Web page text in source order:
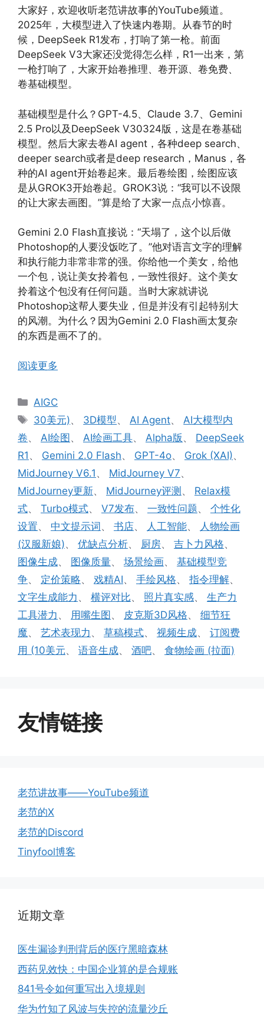
大家好，欢迎收听老范讲故事的YouTube频道。
2025年，大模型进入了快速内卷期。从春节的时
候，DeepSeek R1发布，打响了第一枪。前面
DeepSeek V3大家还没觉得怎么样，R1一出来，第
一枪打响了，大家开始卷推理、卷开源、卷免费、
卷基础模型。
基础模型是什么？GPT-4.5、Claude 3.7、Gemini
2.5 Pro以及DeepSeek V30324版，这是在卷基础
模型。然后大家去卷AI agent，各种deep search、
deeper search或者是deep research，Manus，各
种的AI agent开始卷起来。最后卷绘图，绘图应该
是从GROK3开始卷起。GROK3说：“我可以不设限
的让大家去画图。”算是给了大家一点点小惊喜。
Gemini 2.0 Flash直接说：“天塌了，这个以后做
Photoshop的人要没饭吃了。”他对语言文字的理解
和执行能力非常非常的强。你给他一个美女，给他
一个包，说让美女拎着包，一致性很好。这个美女
拎着这个包没有任何问题。当时大家就讲说
Photoshop这帮人要失业，但是并没有引起特别大
的风潮。为什么？因为Gemini 2.0 Flash画太复杂
的东西是画不了的。
阅读更多
分
类
AIGC
标
签
30美元)、 3D模型、 AI Agent、 AI大模型内
卷、 AI绘图、 AI绘画工具、 Alpha版 、 DeepSeek
R1 、 Gemini 2.0 Flash、 GPT-4o、 Grok (XAI)、
MidJourney V6.1 、 MidJourney V7、
MidJourney更新、 MidJourney评测、 Relax模
式、 Turbo模式、 V7发布、 一致性问题、 个性化
设置、 中文提示词、 书店、 人工智能、
人物绘画
(汉服新娘)、 优缺点分析、 厨房、 吉卜力风格、
图像生成、 图像质量、 场景绘画、 基础模型竞
争、 定价策略、 戏精AI、 手绘风格、 指令理解、
文字生成能力 、 横评对比、 照片真实感、 生产力
工具潜力 、 用嘴生图、 皮克斯3D风格、 细节狂
魔、 艺术表现力 、 草稿模式、 视频生成、 订阅费
用 (10美元、 语音生成、 酒吧、 食物绘画 (拉面)
友情链接
老范讲故事——YouTube频道
老范的X
老范的Discord
Tinyfool博客
近期文章
医生漏诊判刑背后的医疗黑暗森林
西药见效快：中国企业算的是合规账
841号令如何重写出入境规则
华为竹知了风波与失控的流量沙丘